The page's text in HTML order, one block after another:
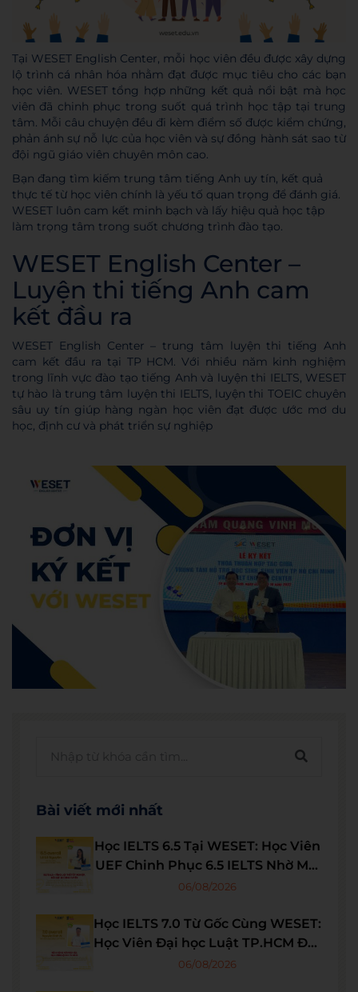
Tại WESET English Center, mỗi học viên đều được xây dựng
lộ trình cá nhân hóa nhằm đạt được mục tiêu cho các bạn
học viên. WESET tổng hợp những kết quả nổi bật mà học
viên đã chinh phục trong suốt quá trình học tập tại trung
tâm. Mỗi câu chuyện đều đi kèm điểm số được kiểm chứng,
phản ánh sự nỗ lực của học viên và sự đồng hành sát sao từ
đội ngũ giáo viên chuyên môn cao.
Bạn đang tìm kiếm trung tâm tiếng Anh uy tín, kết quả
thực tế từ học viên chính là yếu tố quan trọng để đánh giá.
WESET luôn cam kết minh bạch và lấy hiệu quả học tập
làm trọng tâm trong suốt chương trình đào tạo.
WESET English Center –
Luyện thi tiếng Anh cam
kết đầu ra
WESET English Center – trung tâm luyện thi tiếng Anh
cam kết đầu ra tại TP HCM. Với nhiều năm kinh nghiệm
trong lĩnh vực đào tạo tiếng Anh và luyện thi IELTS, WESET
tự hào là trung tâm luyện thi IELTS, luyện thi TOEIC chuyên
sâu uy tín giúp hàng ngàn học viên đạt được ước mơ du
học, định cư và phát triển sự nghiệp
Bài viết mới nhất
Học IELTS 6.5 Tại WESET: Học Viên
UEF Chinh Phục 6.5 IELTS Nhờ Môi
Trường Học Tập Chất Lượng
06/08/2026
Học IELTS 7.0 Từ Gốc Cùng WESET:
Học Viên Đại học Luật TP.HCM Đạt
7.0 IELTS
06/08/2026